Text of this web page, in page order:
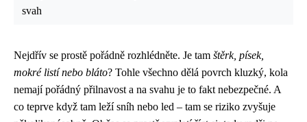
svah
Nejdřív se prostě pořádně rozhlédněte. Je tam štěrk, písek,
mokré listí nebo bláto? Tohle všechno dělá povrch kluzký, kola
nemají pořádný přilnavost a na svahu je to fakt nebezpečné. A
co teprve když tam leží sníh nebo led – tam se riziko zvyšuje